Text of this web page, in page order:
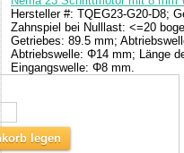
Hersteller #: TQEG23-G20-D8;
Zahnspiel bei Nulllast: <=20
Getriebes: 89.5 mm;
Abtriebswelle: Φ14 mm; Länge
Eingangswelle: Φ8 mm.
legen